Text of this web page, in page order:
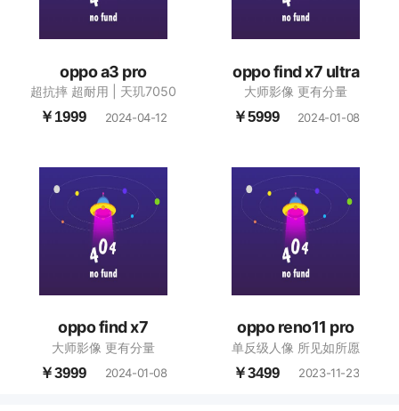
oppo a3 pro
超抗摔 超耐用 | 天玑7050
￥1999 2024-04-12
oppo find x7 ultra
大师影像 更有分量
￥5999 2024-01-08
oppo find x7
大师影像 更有分量
￥3999 2024-01-08
oppo reno11 pro
单反级人像 所见如所愿
￥3499 2023-11-23